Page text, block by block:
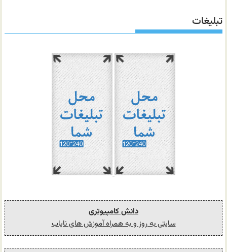
تبلیغات
دانش کامپیوتری
سایتی به روز و به همراه آموزش های نایاب